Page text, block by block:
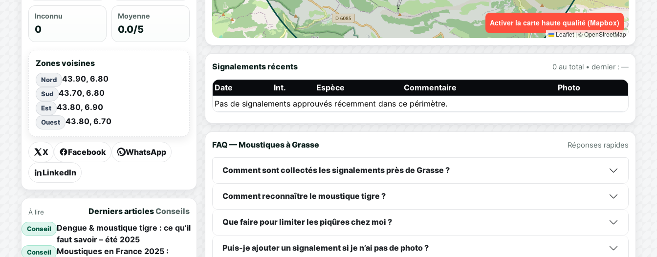
Inconnu
0
Moyenne
0.0/5
Zones voisines
Nord 43.90, 6.80
Sud 43.70, 6.80
Est 43.80, 6.90
Ouest 43.80, 6.70
X Facebook WhatsApp
LinkedIn
À lire Derniers articlesConseils
Conseil
Dengue & moustique tigre : ce qu’il
faut savoir – été 2025
Conseil
Moustiques en France 2025 :
Leaflet|© OpenStreetMap
Activer la carte haute qualité (Mapbox)
Signalements récents 0 au total • dernier : —
Date Int. Espèce Commentaire
Photo
Pas de signalements approuvés récemment dans ce périmètre.
FAQ — Moustiques à Grasse Réponses rapides
Comment sont collectés les signalements près de Grasse ?
Comment reconnaître le moustique tigre ?
Que faire pour limiter les piqûres chez moi ?
Puis-je ajouter un signalement si je n’ai pas de photo ?